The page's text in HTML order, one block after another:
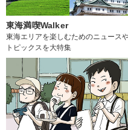
東海満喫Walker
東海エリアを楽しむためのニュース
トピックスを大特集